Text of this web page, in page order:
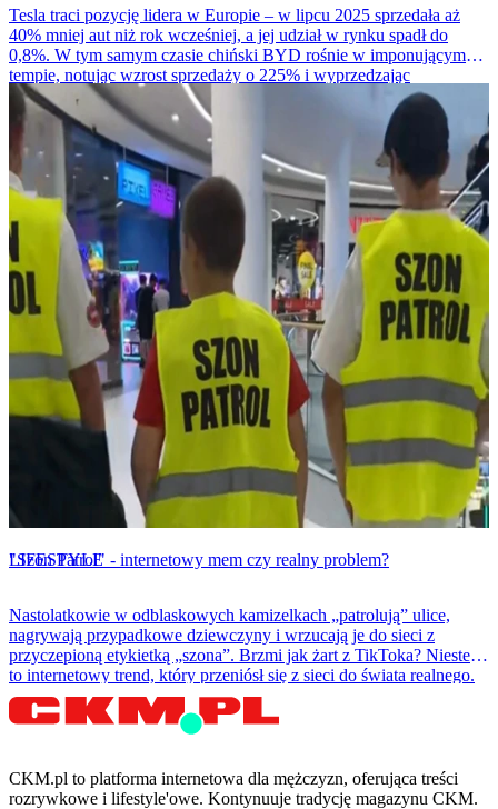
Tesla traci pozycję lidera w Europie – w lipcu 2025 sprzedała aż
40% mniej aut niż rok wcześniej, a jej udział w rynku spadł do
0,8%. W tym samym czasie chiński BYD rośnie w imponującym
tempie, notując wzrost sprzedaży o 225% i wyprzedzając
amerykańskiego giganta.
LIFESTYLE
"Szon Patrol" - internetowy mem czy realny problem?
Nastolatkowie w odblaskowych kamizelkach „patrolują” ulice,
nagrywają przypadkowe dziewczyny i wrzucają je do sieci z
przyczepioną etykietką „szona”. Brzmi jak żart z TikToka? Niestety
to internetowy trend, który przeniósł się z sieci do świata realnego.
CKM.pl to platforma internetowa dla mężczyzn, oferująca treści
rozrywkowe i lifestyle'owe. Kontynuuje tradycję magazynu CKM.